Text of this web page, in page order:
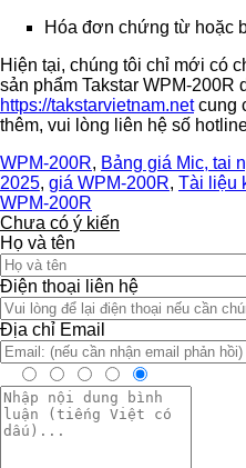
Hóa đơn chứng từ hoặc
Hiện tại, chúng tôi chỉ mới có
sản phẩm Takstar WPM-200R
https://takstarvietnam.netcung
thêm, vui lòng liên hệ số
WPM-200R, Bảng giá Mic, tai
2025, giá WPM-200R, Tài liệu
WPM-200R
Chưa có ý kiến
Họ và tên
Điện thoại liên hệ
Địa chỉ Email